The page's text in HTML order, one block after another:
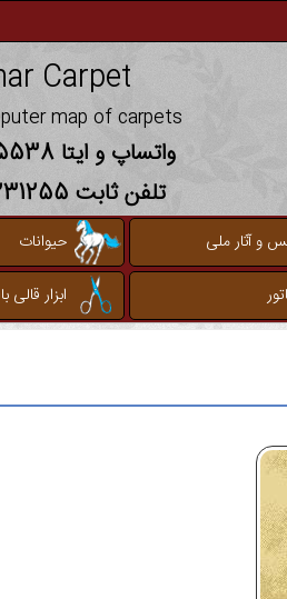
Carpet
map of carpets
واتساپ و ایتا 09149655538
تلفن ثابت 52231255 - 041
و آثار ملی
حیوانات
ابزار قالی